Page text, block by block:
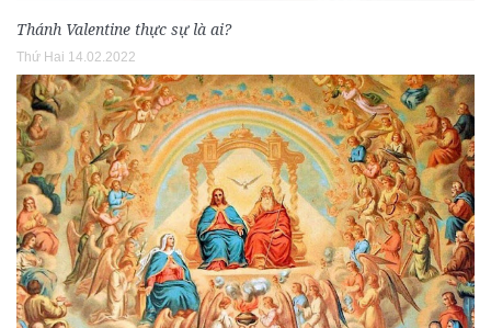
Thánh Valentine thực sự là ai?
Thứ Hai 14.02.2022